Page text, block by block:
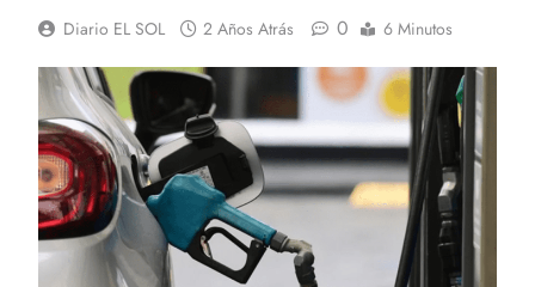
Diario EL SOL 2 Años Atrás 0 6 Minutos